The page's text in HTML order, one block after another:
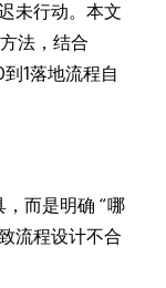
未行动。本文
法，结合
1落地流程自
而是明确 “哪
流程设计不合